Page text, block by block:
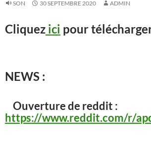
SON 30 SEPTEMBRE 2020 ADMIN
Cliquez ici pour
NEWS :
Ouverture de reddit :
https://www.reddit.com/r/